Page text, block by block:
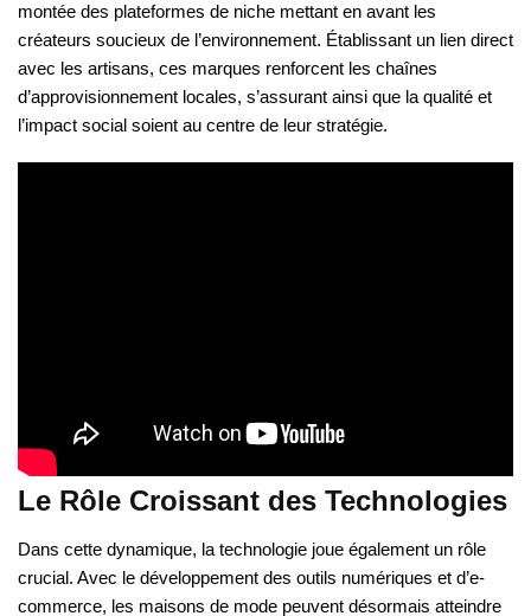
montée des plateformes de niche mettant en avant les
créateurs soucieux de l’environnement. Établissant un lien direct
avec les artisans, ces marques renforcent les chaînes
d’approvisionnement locales, s’assurant ainsi que la qualité et
l’impact social soient au centre de leur stratégie.
Le Rôle Croissant des Technologies
Dans cette dynamique, la technologie joue également un rôle
crucial. Avec le développement des outils numériques et d’e-
commerce, les maisons de mode peuvent désormais atteindre